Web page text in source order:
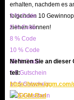
Ihre Items in der Regel
F: Warum muss ich
A: Dies dient dazu,
und die Items sicher zu
ausschließlich für die
werden.
F: Welche
erhalten, nachdem es
folgenden 10
ziehen können!
3 % Code
5 % Code
8 % Code
10 % Code
20 % Code
5 $ Gutschein
10 $ Gutschein
20 $ Gutschein
Nehmen Sie an
teil:
https://